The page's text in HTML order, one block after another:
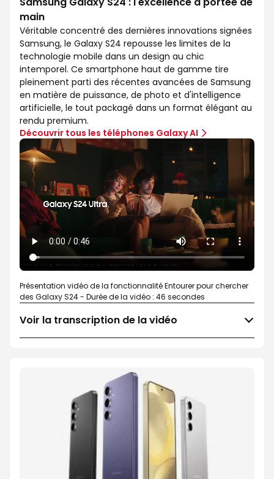
main
Véritable concentré des dernières innovations signées
Samsung, le Galaxy S24 repousse les limites de la
technologie mobile dans un design au chic
intemporel. Ce smartphone haut de gamme tire
pleinement parti des récentes avancées de Samsung
en matière de puissance, de photo et d'intelligence
artificielle, le tout packagé dans un format élégant au
rendu premium.
Découvrir tous les téléphones Galaxy AI
Présentation vidéo de la fonctionnalité Entourer pour chercher
des Galaxy S24 - Durée de la vidéo : 46 secondes
Voir la transcription de la vidéo